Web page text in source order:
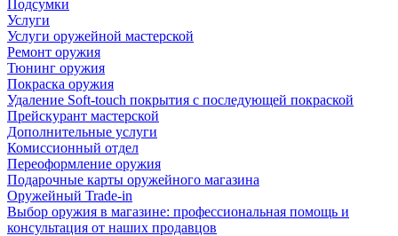
Подсумки
Услуги
Услуги оружейной мастерской
Ремонт оружия
Тюнинг оружия
Покраска оружия
Удаление Soft-touch покрытия с последующей покраской
Прейскурант мастерской
Дополнительные услуги
Комиссионный отдел
Переоформление оружия
Подарочные карты оружейного магазина
Оружейный Trade-in
Выбор оружия в магазине: профессиональная помощь и
консультация от наших продавцов